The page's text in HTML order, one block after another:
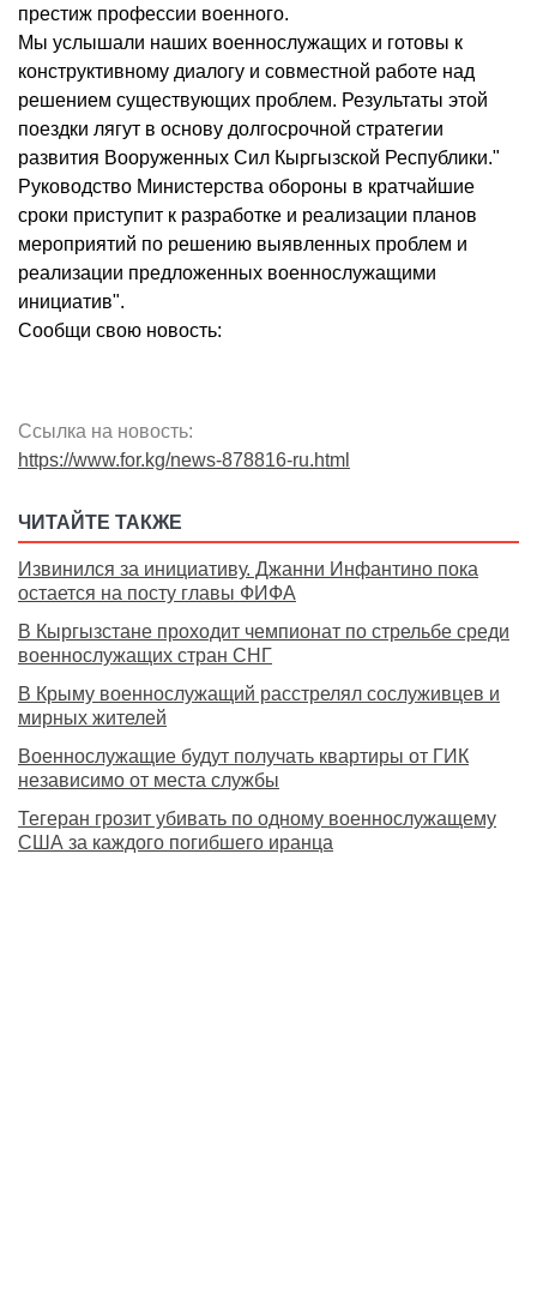
престиж профессии военного.
Мы услышали наших военнослужащих и готовы к
конструктивному диалогу и совместной работе над
решением существующих проблем. Результаты этой
поездки лягут в основу долгосрочной стратегии
развития Вооруженных Сил Кыргызской Республики."
Руководство Министерства обороны в кратчайшие
сроки приступит к разработке и реализации планов
мероприятий по решению выявленных проблем и
реализации предложенных военнослужащими
инициатив".
Сообщи свою новость:
Ссылка на новость:
https://www.for.kg/news-878816-ru.html
ЧИТАЙТЕ ТАКЖЕ
Извинился за инициативу. Джанни Инфантино пока
остается на посту главы ФИФА
В Кыргызстане проходит чемпионат по стрельбе среди
военнослужащих стран СНГ
В Крыму военнослужащий расстрелял сослуживцев и
мирных жителей
Военнослужащие будут получать квартиры от ГИК
независимо от места службы
Тегеран грозит убивать по одному военнослужащему
США за каждого погибшего иранца